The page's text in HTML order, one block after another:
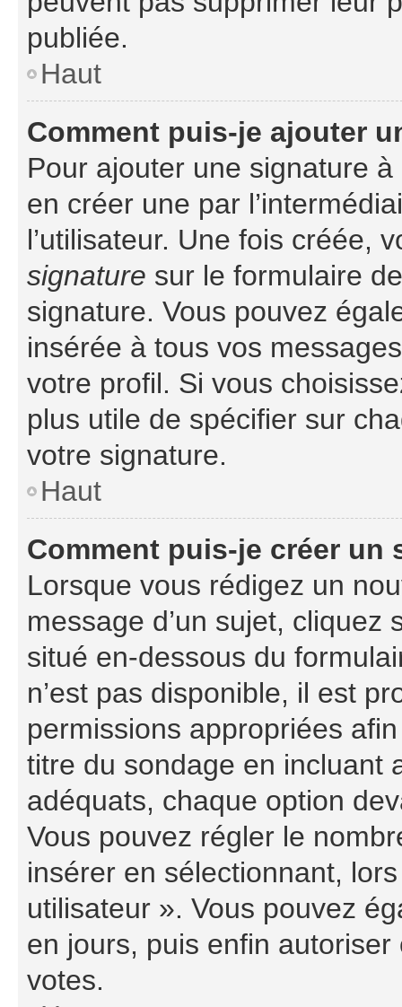
publiée.
Haut
Comment puis-je ajouter
Pour ajouter une signature
en créer une par
l’utilisateur. Une fois créée,
signature sur le formulaire
signature. Vous pouvez
insérée à tous vos
votre profil. Si vous
plus utile de spécifier sur
votre signature.
Haut
Comment puis-je créer un
Lorsque vous rédigez un
message d’un sujet, cliquez
situé en-dessous du
n’est pas disponible, il est
permissions appropriées
titre du sondage en incluant
adéquats, chaque option
Vous pouvez régler le
insérer en sélectionnant,
utilisateur ». Vous pouvez
en jours, puis enfin
votes.